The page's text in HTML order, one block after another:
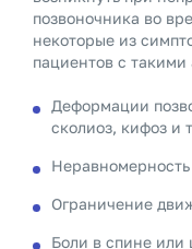
позвоночника во
некоторые из
пациентов с
Деформации
сколиоз, кифоз и
Ограничение
Боли в спине или